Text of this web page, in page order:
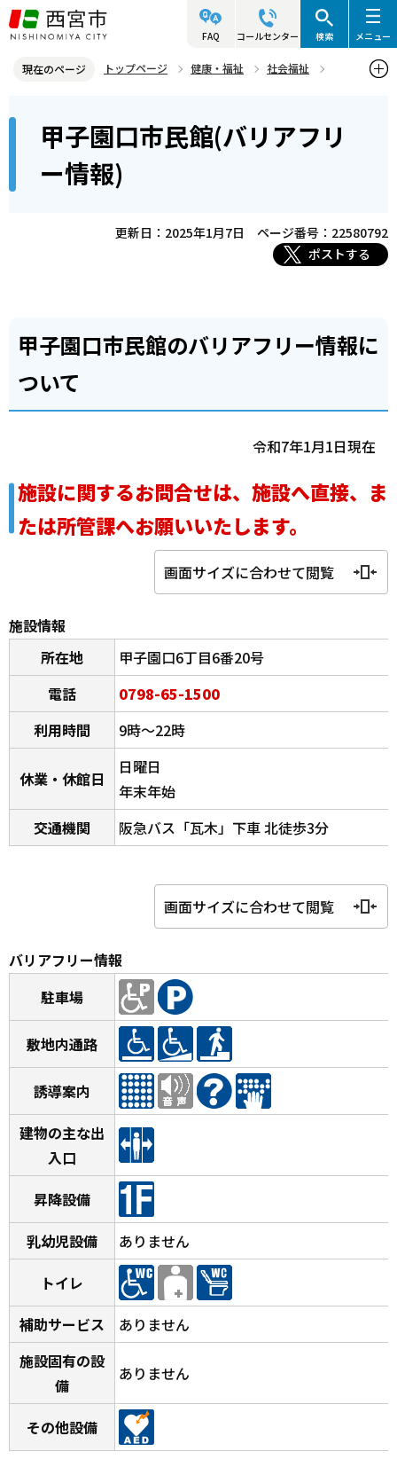
こ
の
ジ
頭
FAQ コールセンター 検索 メニュー
現在のページ トップページ 健康・福祉
社会福祉
甲子園口市民館(バリアフリー情報)
甲子園口市民館(バリアフリ
ー情報)
更新日：2025年1月7日
ページ番号：22580792
ポストする
甲子園口市民館のバリアフリー情報に
ついて
令和7年1月1日現在
施設に関するお問合せは、施設へ直接、ま
たは所管課へお願いいたします。
画面サイズに合わせて閲覧
施設情報
所在地
甲子園口6丁目6番20号
電話
0798-65-1500
利用時間
9時～22時
休業・休館日
日曜日
年末年始
交通機関
阪急バス「瓦木」下車 北徒歩3分
画面サイズに合わせて閲覧
バリアフリー情報
駐車場
敷地内通路
誘導案内
建物の主な出
入口
昇降設備
乳幼児設備
ありません
トイレ
補助サービス
ありません
施設固有の設
備
ありません
その他設備